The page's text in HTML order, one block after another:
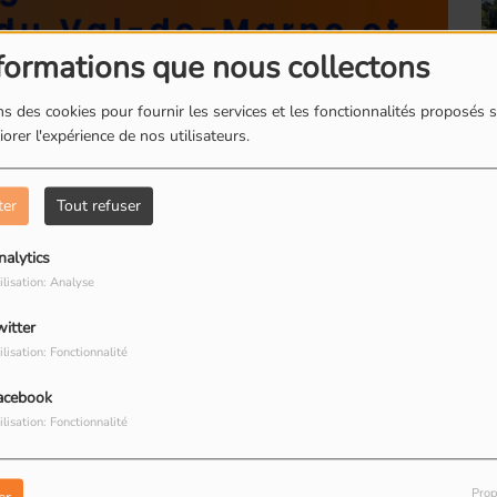
que nous collectons
des cookies pour fournir les services et les fonctionnalités proposés
l'expérience de nos utilisateurs.
Tout refuser
Analyse
Fonctionnalité
Fonctionnalité
de Montreuil" nous avons rencontrés
de France du groupe Montreuil La Boissière
La Boissière :
boites à livres